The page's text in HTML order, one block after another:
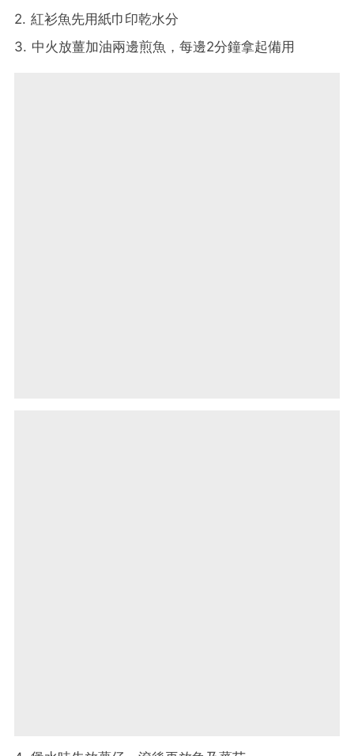
2. 紅衫魚先用紙巾印乾水分
3. 中火放薑加油兩邊煎魚，每邊2分鐘拿起備用